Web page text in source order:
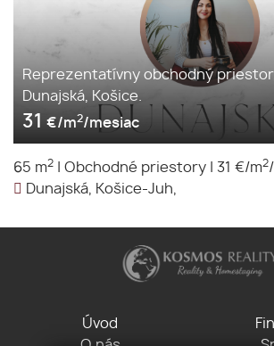
Reprezentatívny obchodný priestor,
Dunajská, Košice.
31 €/m2/mesiac
65 m2 Obchodné priestory 31 €/m2
Dunajská, Košice-Juh,
Úvod